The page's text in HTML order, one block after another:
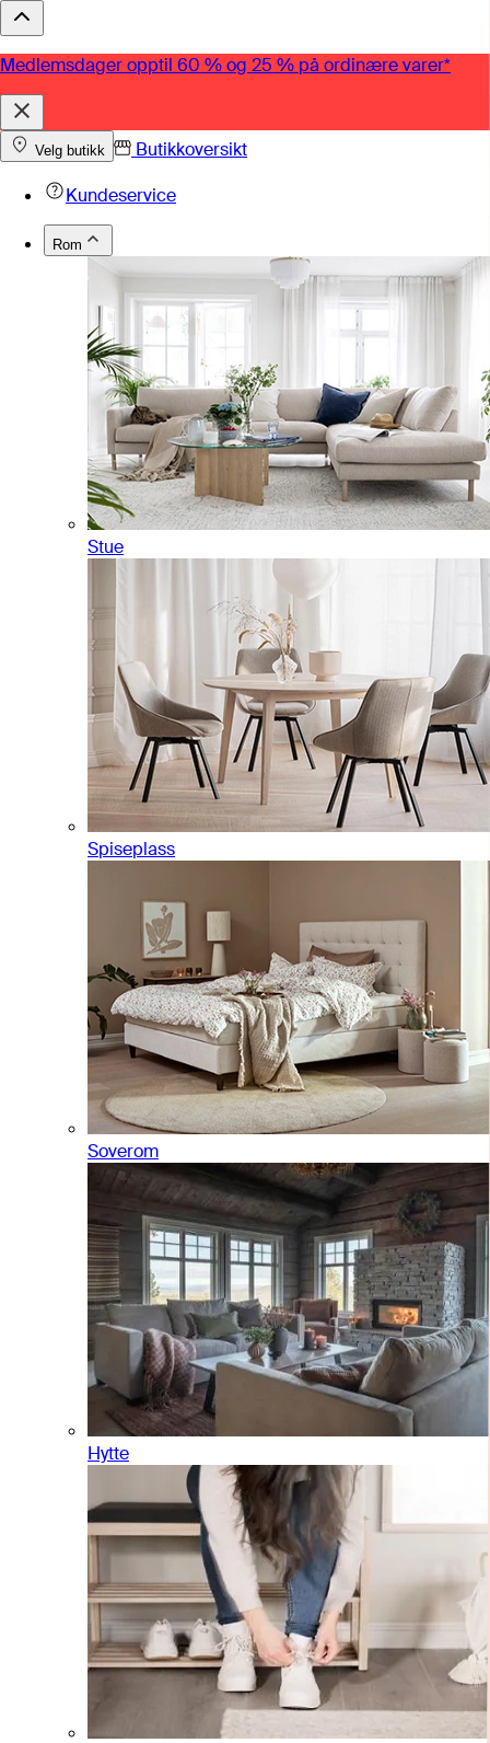
Medlemsdager opptil 60 % og 25 % på ordinære varer*
Velg butikk
Butikkoversikt
Kundeservice
Rom
Stue
Spiseplass
Soverom
Hytte